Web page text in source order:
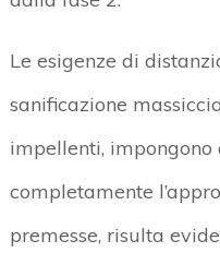
Le esigenze di
sanificazione
impellenti,
completamente
premesse, risulta